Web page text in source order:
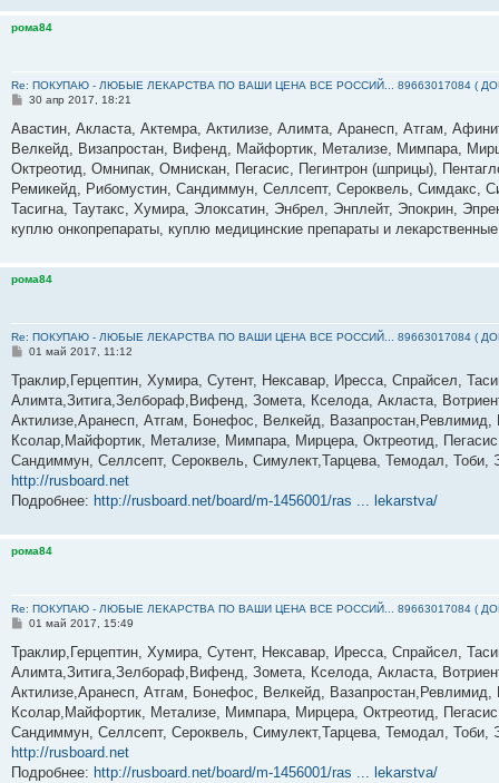
рома84
Re: ПОКУПАЮ - ЛЮБЫЕ ЛЕКАРСТВА ПО ВАШИ ЦЕНА ВСЕ РОССИЙ... 89663017084 (
С
о
щ
е
и
е
30 апр 2017, 18:21
Авастин, Акласта, Актемра, Актилизе, Алимта, Аранесп, Атгам,
Велкейд, Визапростан, Вифенд, Майфортик, Метализе, Мимпара,
Октреотид, Омнипак, Омнискан, Пегасис, Пегинтрон (шприцы),
Ремикейд, Рибомустин, Сандиммун, Селлсепт, Сероквель, Симдакс,
Тасигна, Таутакс, Хумира, Элоксатин, Энбрел, Энплейт, Эпокрин,
куплю онкопрепараты, куплю медицинские препараты и
рома84
Re: ПОКУПАЮ - ЛЮБЫЕ ЛЕКАРСТВА ПО ВАШИ ЦЕНА ВСЕ РОССИЙ... 89663017084 (
С
о
щ
е
и
е
01 май 2017, 11:12
Траклир,Герцептин, Хумира, Сутент, Нексавар, Иресса, Спрайсел,
Алимта,Зитига,Зелбораф,Вифенд, Зомета, Кселода, Акласта,
Актилизе,Аранесп, Атгам, Бонефос, Велкейд,
Ксолар,Майфортик, Метализе, Мимпара, Мирцера, Октреотид,
Сандиммун, Селлсепт, Сероквель, Симулект,Тарцева, Темодал,
http://rusboard.net
Подробнее: http://rusboard.net/board/m-1456001/ras ... lekarstva/
рома84
Re: ПОКУПАЮ - ЛЮБЫЕ ЛЕКАРСТВА ПО ВАШИ ЦЕНА ВСЕ РОССИЙ... 89663017084 (
С
о
щ
е
и
е
01 май 2017, 15:49
Траклир,Герцептин, Хумира, Сутент, Нексавар, Иресса, Спрайсел,
Алимта,Зитига,Зелбораф,Вифенд, Зомета, Кселода, Акласта,
Актилизе,Аранесп, Атгам, Бонефос, Велкейд,
Ксолар,Майфортик, Метализе, Мимпара, Мирцера, Октреотид,
Сандиммун, Селлсепт, Сероквель, Симулект,Тарцева, Темодал,
http://rusboard.net
Подробнее: http://rusboard.net/board/m-1456001/ras ... lekarstva/